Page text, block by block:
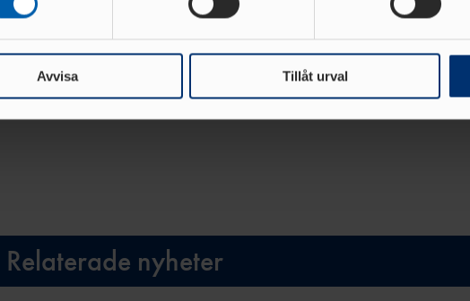
och analysera vår trafik. Vi vidarebefordrar även sådana identifierare
medier och annons- och analysföretag som vi samarbetar med. Dessa
information som du har tillhandahållit eller som de har samlat in när du
Avvisa Tillåt urval
Relaterade nyheter